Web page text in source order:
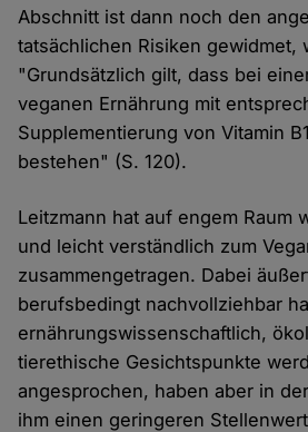
Abschnitt ist dann noch den
tatsächlichen Risiken gewidmet,
"Grundsätzlich gilt, dass bei
veganen Ernährung mit
Supplementierung von Vitamin
bestehen" (S. 120).
Leitzmann hat auf engem Raum
und leicht verständlich zum
zusammengetragen. Dabei
berufsbedingt nachvollziehbar
ernährungswissenschaftlich,
tierethische Gesichtspunkte
angesprochen, haben aber in
ihm einen geringeren